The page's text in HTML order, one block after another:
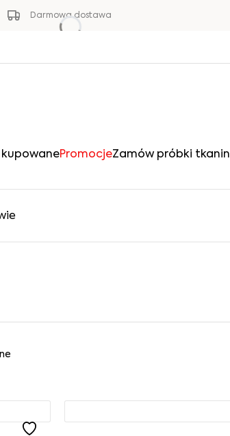
Darmowa dostawa
kupowanePromocjeZamów próbki tkanin